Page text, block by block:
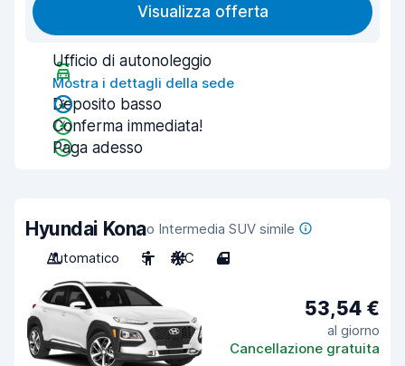
Visualizza offerta
Ufficio di autonoleggio
Mostra i dettagli della sede
Deposito basso
Conferma immediata!
Paga adesso
Hyundai Konao Intermedia SUV simile
Automatico
5 A/C 4
53,54 €
al giorno
Cancellazione gratuita